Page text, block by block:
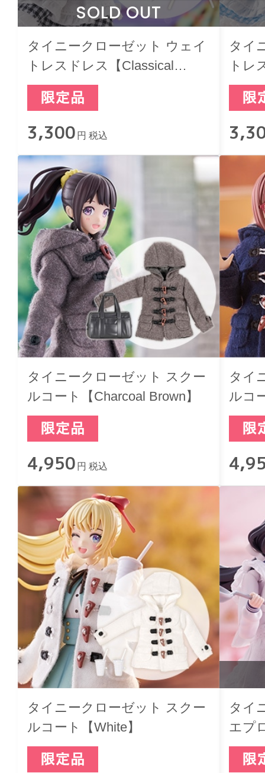
SOLD OUT
タイニークローゼット ウェイ
トレスドレス【Classical
Black】
3,300 円 税込
タイ
トレ
タイニークローゼット スクー
ルコート【Charcoal Brown】
4,950 円 税込
タイ
ルコ
タイニークローゼット スクー
ルコート【White】
タイ
エプ